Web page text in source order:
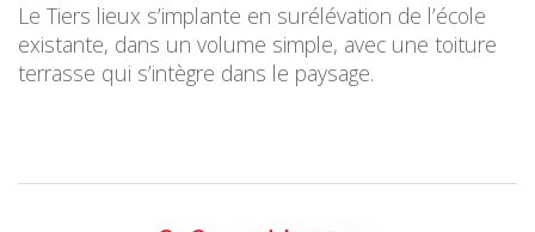
Le Tiers lieux s’implante en surélévation de l’école
existante, dans un volume simple, avec une toiture
terrasse qui s’intègre dans le paysage.